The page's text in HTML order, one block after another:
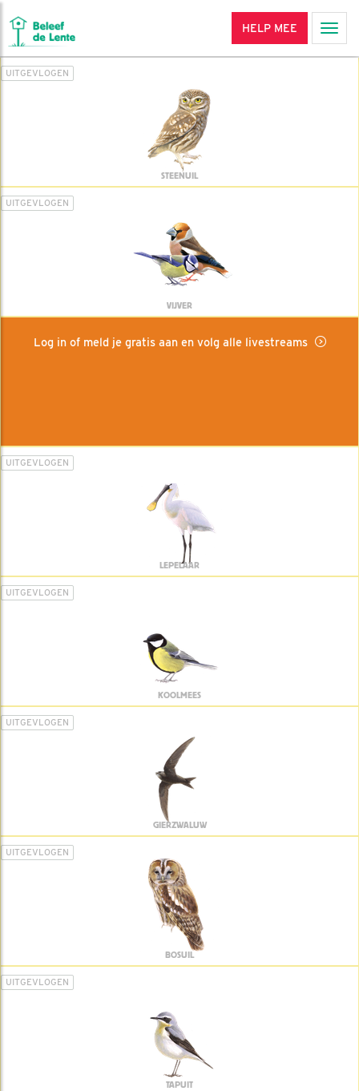
HELP MEE
UITGEVLOGEN
STEENUIL
UITGEVLOGEN
VIJVER
Log in of meld je gratis aan en volg alle livestreams
UITGEVLOGEN
LEPELAAR
UITGEVLOGEN
KOOLMEES
UITGEVLOGEN
GIERZWALUW
UITGEVLOGEN
BOSUIL
UITGEVLOGEN
TAPUIT